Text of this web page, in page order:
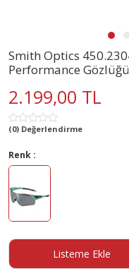
Smith Optics
Performance Gözlüğü
2.199,00 TL
(0) Değerlendirme
Renk :
Listeme Ekle